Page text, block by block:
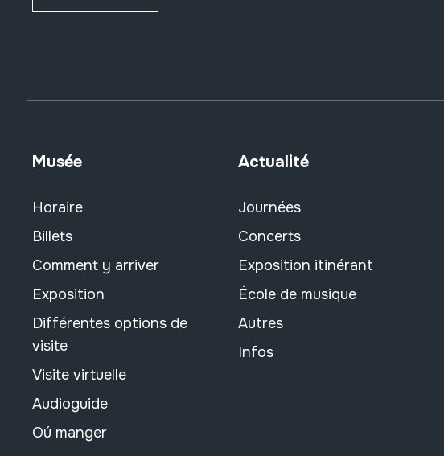
Musée
Horaire
Billets
Comment y arriver
Exposition
Différentes options de
visite
Visite virtuelle
Audioguide
Oú manger
Actualité
Journées
Concerts
Exposition itinérant
École de musique
Autres
Infos